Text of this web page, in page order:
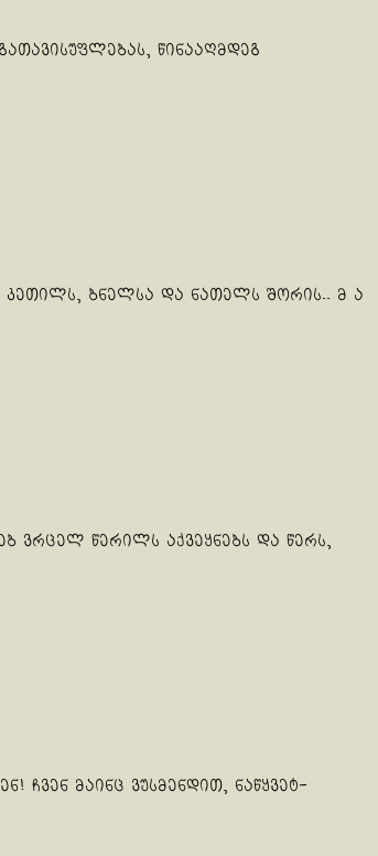
წინააღმდეგ
კეთილს, ბნელსა და ნათელს შორის.. მ ა
ვრცელ წერილს აქვეყნებს და წერს,
ჩვენ მაინც ვუსმენდით, ნაწყვეტ-